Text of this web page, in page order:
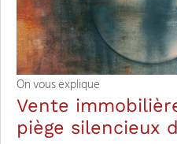
On vous explique
Vente
piège silencieux